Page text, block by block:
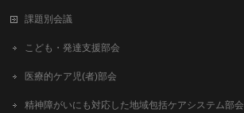
課題別会議
こども・発達支援部会
医療的ケア児(者)部会
精神障がいにも対応した地域包括ケアシステム部会